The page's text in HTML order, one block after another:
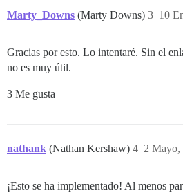
Marty_Downs (Marty Downs) 10
3
Gracias por esto. Lo intentaré. Sin el
no es muy útil.
3 Me gusta
nathank (Nathan Kershaw) 2 Mayo,
4
¡Esto se ha implementado! Al menos